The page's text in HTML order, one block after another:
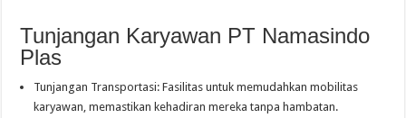
Tunjangan Karyawan PT Namasindo
Plas
Tunjangan Transportasi: Fasilitas untuk memudahkan mobilitas
karyawan, memastikan kehadiran mereka tanpa hambatan.